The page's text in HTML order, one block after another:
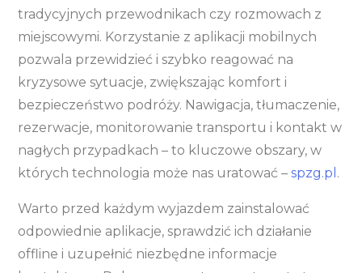
tradycyjnych przewodnikach czy rozmowach z
miejscowymi. Korzystanie z aplikacji mobilnych
pozwala przewidzieć i szybko reagować na
kryzysowe sytuacje, zwiększając komfort i
bezpieczeństwo podróży. Nawigacja, tłumaczenie,
rezerwacje, monitorowanie transportu i kontakt w
nagłych przypadkach – to kluczowe obszary, w
których technologia może nas uratować –spzg.pl .
Warto przed każdym wyjazdem zainstalować
odpowiednie aplikacje, sprawdzić ich działanie
offline i uzupełnić niezbędne informacje